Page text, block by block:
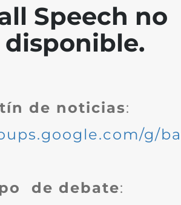
Speech no
disponible.
de noticias:
g/
de debate: